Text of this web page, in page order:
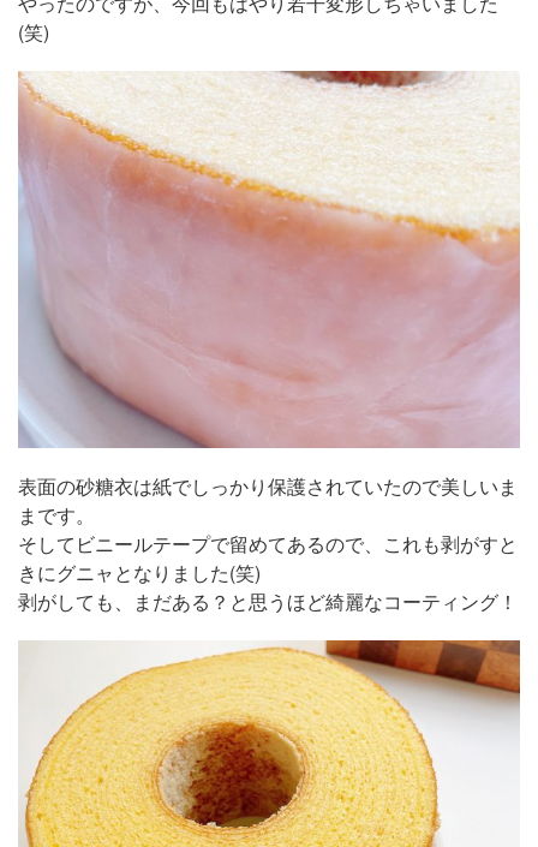
(笑)
表面の砂糖衣は紙でしっかり保護されていたので美しいま
まです。
そしてビニールテープで留めてあるので、これも剥がすと
きにグニャとなりました(笑)
剥がしても、まだある？と思うほど綺麗なコーティング！